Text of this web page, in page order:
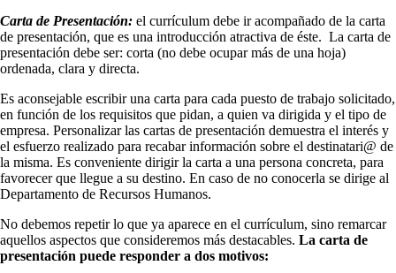
Carta de Presentación: el currículum debe ir acompañado de la carta
de presentación, que es una introducción atractiva de éste. La carta de
presentación debe ser: corta (no debe ocupar más de una hoja)
ordenada, clara y directa.
Es aconsejable escribir una carta para cada puesto de trabajo solicitado,
en función de los requisitos que pidan, a quien va dirigida y el tipo de
empresa. Personalizar las cartas de presentación demuestra el interés y
el esfuerzo realizado para recabar información sobre el destinatari@ de
la misma. Es conveniente dirigir la carta a una persona concreta, para
favorecer que llegue a su destino. En caso de no conocerla se dirige al
Departamento de Recursos Humanos.
No debemos repetir lo que ya aparece en el currículum, sino remarcar
aquellos aspectos que consideremos más destacables. La carta de
presentación puede responder a dos motivos: